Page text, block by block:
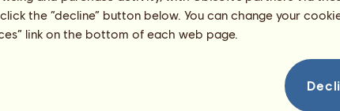
the “decline” button below. You can change your
link on the bottom of each web page.